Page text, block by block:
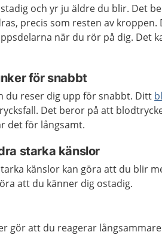
och yr ju äldre du blir. Det
precis som resten av
när du rör på dig. Det
för snabbt
du reser dig upp för snabbt. Ditt
Det beror på att
det för långsamt.
starka känslor
känslor kan göra att du blir
att du känner dig ostadig.
gör att du reagerar